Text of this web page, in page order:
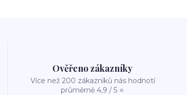
Ověřeno zákazníky
Více než 200 zákazníků nás hodnotí
průměrně 4,9 / 5 ⭐